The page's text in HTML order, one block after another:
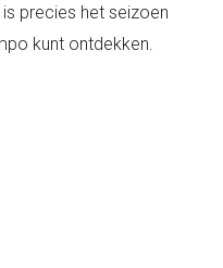
precies het seizoen
kunt ontdekken.